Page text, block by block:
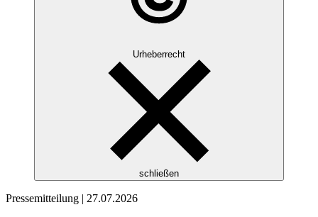
Urheberrecht
schließen
Pressemitteilung | 27.07.2026